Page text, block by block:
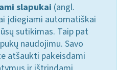
slapukai (angl.
įdiegiami automatiškai
sutikimas. Taip pat
naudojimu. Savo
atšaukti pakeisdami